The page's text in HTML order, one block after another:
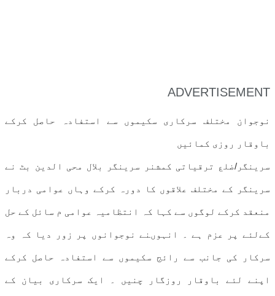
ADVERTISEMENT
نوجوان مختلف سرکاری سکیموں سے استفادہ حاصل کرکے
باوقار روزی کمائیں
سرینگر/ضلع ترقیاتی کمشنر سرینگر بلال محی الدین بٹ نے
سرینگر کے مختلف علاقوں کا دورہ کرکے وہاں عوامی دربار
منعقد کرکے لوگوں سے کہا کہ انتظامیہ عوامی م سائل کے حل
کےلئے پر عزم ہے ۔ انہوںنے نوجوانوں پر زور دیا کہ وہ
سرکار کی جانب سے رائج سکیموں سے استفادہ حاصل کرکے
اپنے لئے باوقار روزگار چنیں ۔ ایک سرکاری بیان کے